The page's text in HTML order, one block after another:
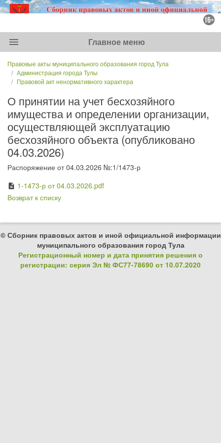
menu Главное меню
Правовые акты муниципального образования город Тула
Администрация города Тулы
Правовой акт ненормативного характера
О принятии на учет бесхозяйного
имущества и определении организации,
осуществляющей эксплуатацию
бесхозяйного объекта (опубликовано
04.03.2026)
Распоряжение от 04.03.2026 №:1/1473-р
description 1-1473-р от 04.03.2026.pdf
Возврат к списку
© Сборник правовых актов и иной официальной информации
муниципального образования город Тула
Регистрационный номер и дата принятия решения о
регистрации: серия Эл № ФС77-78690 от 10.07.2020